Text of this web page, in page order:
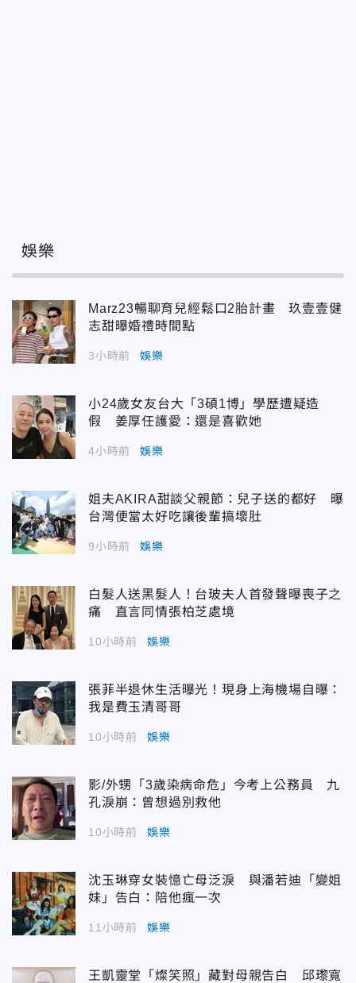
娛樂
Marz23暢聊育兒經鬆口2胎計畫 玖壹壹健
志甜曝婚禮時間點
3小時前 娛樂
小24歲女友台大「3碩1博」學歷遭疑造
假 姜厚任護愛：還是喜歡她
4小時前 娛樂
姐夫AKIRA甜談父親節：兒子送的都好 曝
台灣便當太好吃讓後輩搞壞肚
9小時前 娛樂
白髮人送黑髮人！台玻夫人首發聲曝喪子之
痛 直言同情張柏芝處境
10小時前 娛樂
張菲半退休生活曝光！現身上海機場自曝：
我是費玉清哥哥
10小時前 娛樂
影/外甥「3歲染病命危」今考上公務員 九
孔淚崩：曾想過別救他
10小時前 娛樂
沈玉琳穿女裝憶亡母泛淚 與潘若迪「變姐
妹」告白：陪他瘋一次
11小時前 娛樂
王凱靈堂「燦笑照」藏對母親告白 邱瓈寬